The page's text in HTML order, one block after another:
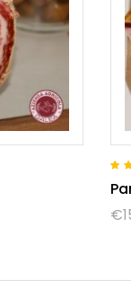
4.50
€